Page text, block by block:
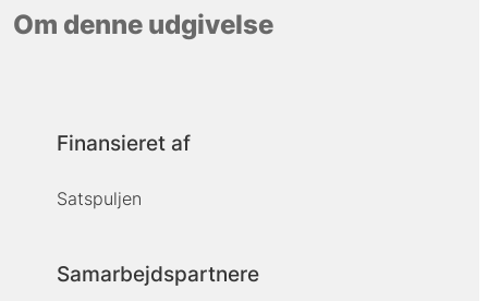
Om denne udgivelse
Finansieret af
Satspuljen
Samarbejdspartnere